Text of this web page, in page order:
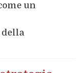
un
della